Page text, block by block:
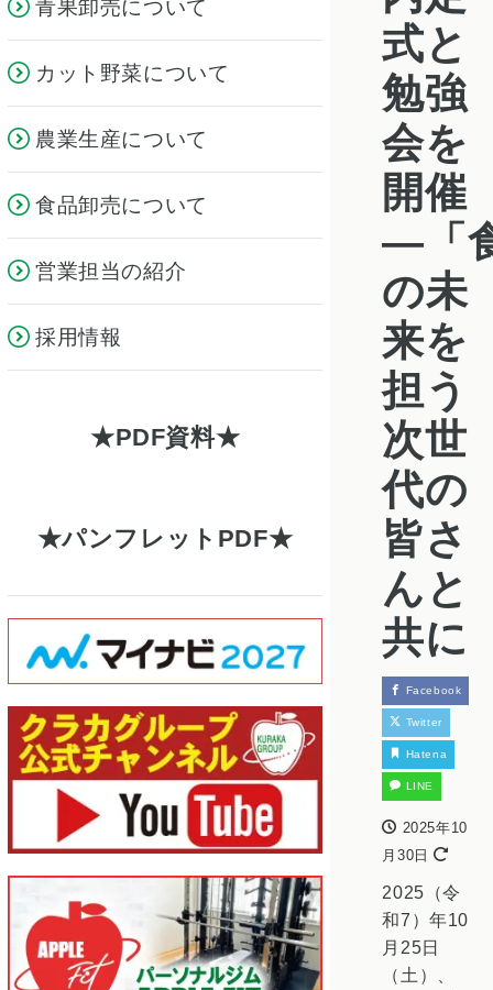
青果卸売について
カット野菜について
農業生産について
食品卸売について
営業担当の紹介
採用情報
PDF資料
パンフレットPDF
式と
勉強
会を
開催
―「
の未
来を
担う
次世
代の
皆さ
んと
共に
Facebook
Twitter
Hatena
LINE
2025年10
月30日
2025（令
和7）年10
月25日
（土）、